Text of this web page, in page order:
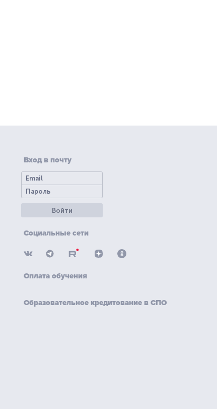
Вход в почту
Войти
Социальные сети
Оплата обучения
Образовательное кредитование в СПО